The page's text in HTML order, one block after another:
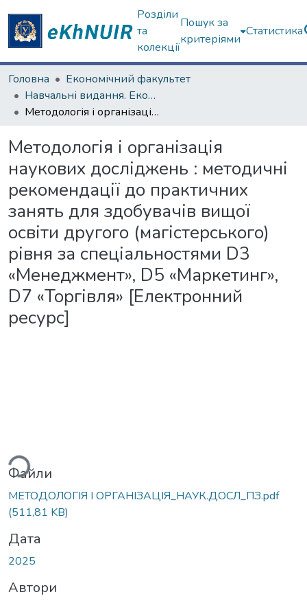
Розділи
та
колекції
Пошук за
критеріями
Статистика
Головна
Економічний факультет
Навчальні видання. Економічний факультет
Методологія і організація наукових досліджень : методичні рекомендації до практичних занять для здобувачів вищої освіти другого (магістерського) рівня за спеціальностями D3 «Менеджмент», D5 «Маркетинг», D7 «Торгівля» [Електронний ресурс]
Методологія і організація
наукових досліджень : методичні
рекомендації до практичних
занять для здобувачів вищої
освіти другого (магістерського)
рівня за спеціальностями D3
«Менеджмент», D5 «Маркетинг»,
D7 «Торгівля» [Електронний
ресурс]
Файли
МЕТОДОЛОГІЯ І ОРГАНІЗАЦІЯ_НАУК.ДОСЛ_ПЗ.pdf
(511,81 KB)
Дата
2025
Автори